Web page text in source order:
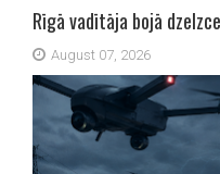
Rīgā vadītāja bojā
August 07, 2026